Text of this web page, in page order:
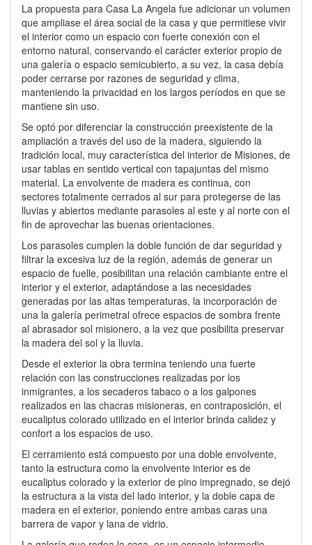
La propuesta para Casa La Angela fue adicionar un volumen
que ampliase el área social de la casa y que permitiese vivir
el interior como un espacio con fuerte conexión con el
entorno natural, conservando el carácter exterior propio de
una galería o espacio semicubierto, a su vez, la casa debía
poder cerrarse por razones de seguridad y clima,
manteniendo la privacidad en los largos períodos en que se
mantiene sin uso.
Se optó por diferenciar la construcción preexistente de la
ampliación a través del uso de la madera, siguiendo la
tradición local, muy característica del interior de Misiones, de
usar tablas en sentido vertical con tapajuntas del mismo
material. La envolvente de madera es continua, con
sectores totalmente cerrados al sur para protegerse de las
lluvias y abiertos mediante parasoles al este y al norte con el
fin de aprovechar las buenas orientaciones.
Los parasoles cumplen la doble función de dar seguridad y
filtrar la excesiva luz de la región, además de generar un
espacio de fuelle, posibilitan una relación cambiante entre el
interior y el exterior, adaptándose a las necesidades
generadas por las altas temperaturas, la incorporación de
una la galería perimetral ofrece espacios de sombra frente
al abrasador sol misionero, a la vez que posibilita preservar
la madera del sol y la lluvia.
Desde el exterior la obra termina teniendo una fuerte
relación con las construcciones realizadas por los
inmigrantes, a los secaderos tabaco o a los galpones
realizados en las chacras misioneras, en contraposición, el
eucaliptus colorado utilizado en el interior brinda calidez y
confort a los espacios de uso.
El cerramiento está compuesto por una doble envolvente,
tanto la estructura como la envolvente interior es de
eucaliptus colorado y la exterior de pino impregnado, se dejó
la estructura a la vista del lado interior, y la doble capa de
madera en el exterior, poniendo entre ambas caras una
barrera de vapor y lana de vidrio.